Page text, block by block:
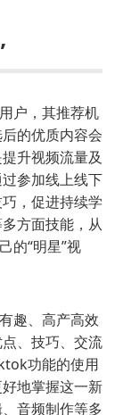
户，其推荐机
的优质内容会
升视频流量及
参加线上线下
，促进持续学
方面技能，从
的“明星”视
趣、高产高效
、技巧、交流
功能的使用
地掌握这一新
音频制作等多